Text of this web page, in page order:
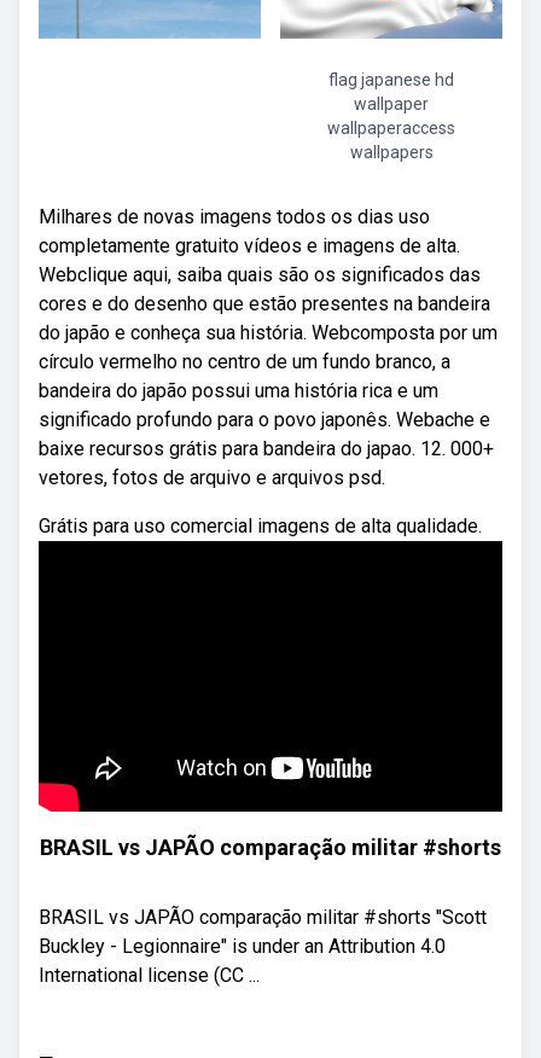
flag japanese hd
wallpaper
wallpaperaccess
wallpapers
Milhares de novas imagens todos os dias uso
completamente gratuito vídeos e imagens de alta.
Webclique aqui, saiba quais são os significados das
cores e do desenho que estão presentes na bandeira
do japão e conheça sua história. Webcomposta por um
círculo vermelho no centro de um fundo branco, a
bandeira do japão possui uma história rica e um
significado profundo para o povo japonês. Webache e
baixe recursos grátis para bandeira do japao. 12. 000+
vetores, fotos de arquivo e arquivos psd.
Grátis para uso comercial imagens de alta qualidade.
BRASIL vs JAPÃO comparação militar #shorts
BRASIL vs JAPÃO comparação militar #shorts "Scott
Buckley - Legionnaire" is under an Attribution 4.0
International license (CC ...